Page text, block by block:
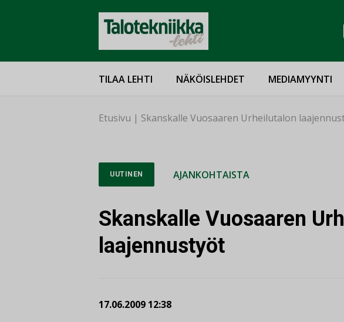
TILAA LEHTI NÄKÖISLEHDET MEDIAMYYNTI
Etusivu | Skanskalle Vuosaaren Urheilutalon
UUTINEN AJANKOHTAISTA
Skanskalle Vuosaaren
laajennustyöt
17.06.2009 12:38